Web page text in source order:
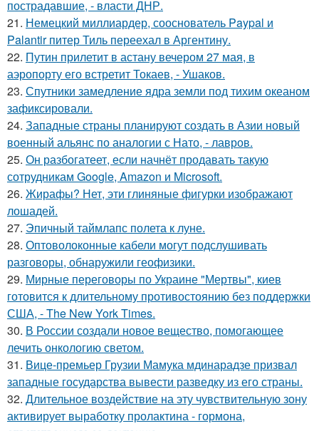
пострадавшие, - власти ДНР.
21. Немецкий миллиардер, сооснователь Paypal и
Palantir питер Тиль переехал в Аргентину.
22. Путин прилетит в астану вечером 27 мая, в
аэропорту его встретит Токаев, - Ушаков.
23. Спутники замедление ядра земли под тихим океаном
зафиксировали.
24. Западные страны планируют создать в Азии новый
военный альянс по аналогии с Нато, - лавров.
25. Он разбогатеет, если начнёт продавать такую
сотрудникам Google, Amazon и Microsoft.
26. Жирафы? Нет, эти глиняные фигурки изображают
лошадей.
27. Эпичный таймлапс полета к луне.
28. Оптоволоконные кабели могут подслушивать
разговоры, обнаружили геофизики.
29. Мирные переговоры по Украине "Мертвы", киев
готовится к длительному противостоянию без поддержки
США, - The New York Times.
30. В России создали новое вещество, помогающее
лечить онкологию светом.
31. Вице-премьер Грузии Мамука мдинарадзе призвал
западные государства вывести разведку из его страны.
32. Длительное воздействие на эту чувствительную зону
активирует выработку пролактина - гормона,